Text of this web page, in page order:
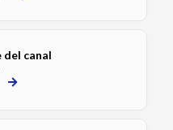
del canal